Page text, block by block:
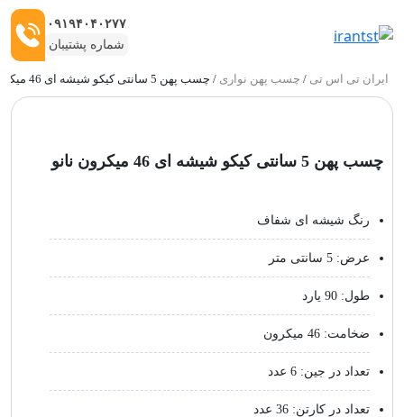
۰۹۱۹۴۰۴۰۲۷۷
شماره پشتیبان
ایران تی اس تی / چسب پهن نواری / چسب پهن 5 سانتی کیکو شیشه ای 46 میکرون نانو
چسب پهن 5 سانتی کیکو شیشه ای 46 میکرون نانو
رنگ شیشه ای شفاف
عرض: 5 سانتی‌ متر
طول: 90 یارد
ضخامت: 46 میکرون
تعداد در جین: 6 عدد
تعداد در کارتن: 36 عدد